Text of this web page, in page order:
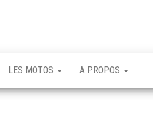
LES MOTOS A PROPOS